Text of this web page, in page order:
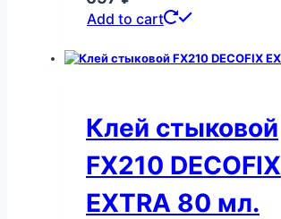
Add to cart
Клей стыковой
FX210 DECOFIX
EXTRA 80 мл.